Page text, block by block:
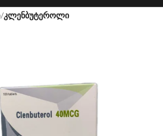
/კლენბუტეროლი